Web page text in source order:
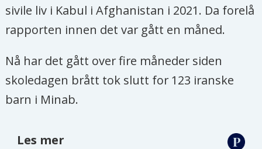
sivile liv i Kabul i Afghanistan i 2021. Da forelå
rapporten innen det var gått en måned.
Nå har det gått over fire måneder siden
skoledagen brått tok slutt for 123 iranske
barn i Minab.
Les mer